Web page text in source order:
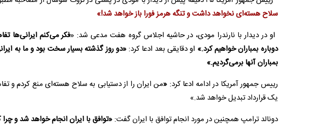
سلاح هسته‌ای نخواهد داشت و تنگه هرمز فورا باز خواهد شد!»
او در دیدار با نارندرا مودی، در حاشیه اجلاس گروه هفت مدعی شد: «فکر می‌کنم ایرانی‌ها
دوباره بمباران خواهیم کرد.» او دقایقی بعد ادعا کرد:‌ «دو روز گذشته بسیار سخت بود و ما به
بمباران آنها برمی‌گردیم.»
رییس جمهور آمریکا در ادامه ادعا کرد: «من ایران را از دستیابی به سلاح هسته‌ای منع کردم و
یک قرارداد تبدیل خواهد شد.»
دونالد ترامپ همچنین در مورد انجام توافق با ایران گفت:«توافق با ایران انجام خواهد شد و